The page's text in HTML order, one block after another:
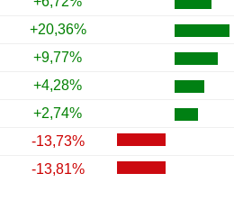
+20,36%
+9,77%
+4,28%
+2,74%
-13,73%
-13,81%